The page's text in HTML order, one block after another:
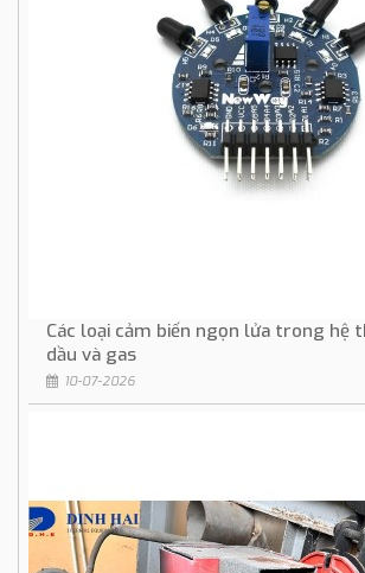
Các loại cảm biến ngọn lửa trong hệ
dầu và gas
10-07-2026